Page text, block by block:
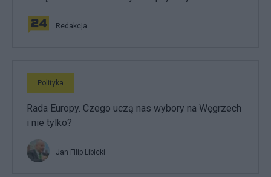
Redakcja
Polityka
Rada Europy. Czego uczą nas wybory na Węgrzech
i nie tylko?
Jan Filip Libicki